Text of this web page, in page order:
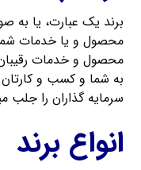
برند یک عبارت، یا
محصول و یا خدمات
محصول و خدمات
به شما و کسب و کارتان
سرمایه گذاران را جلب
انواع برند